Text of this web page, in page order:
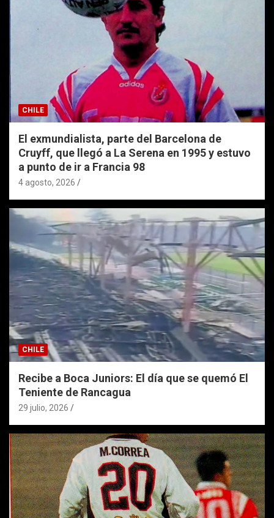
CHILE
El exmundialista, parte del Barcelona de
Cruyff, que llegó a La Serena en 1995 y estuvo
a punto de ir a Francia 98
4 agosto, 2026
CHILE
Recibe a Boca Juniors: El día que se quemó El
Teniente de Rancagua
29 julio, 2026